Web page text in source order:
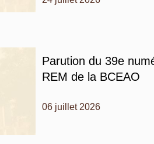
Parution du 39e
REM de la BCEAO
06 juillet 2026